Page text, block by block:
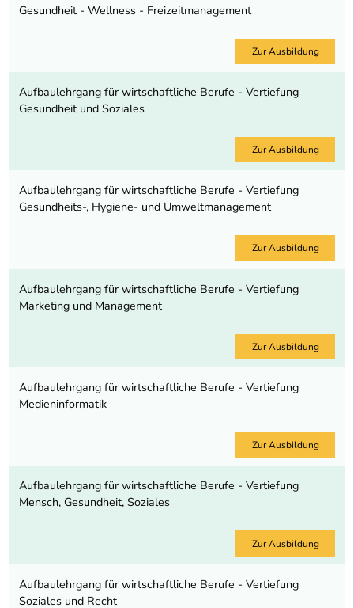
Gesundheit - Wellness - Freizeitmanagement
Zur Ausbildung
Aufbaulehrgang für wirtschaftliche Berufe - Vertiefung
Gesundheit und Soziales
Zur Ausbildung
Aufbaulehrgang für wirtschaftliche Berufe - Vertiefung
Gesundheits-, Hygiene- und Umweltmanagement
Zur Ausbildung
Aufbaulehrgang für wirtschaftliche Berufe - Vertiefung
Marketing und Management
Zur Ausbildung
Aufbaulehrgang für wirtschaftliche Berufe - Vertiefung
Medieninformatik
Zur Ausbildung
Aufbaulehrgang für wirtschaftliche Berufe - Vertiefung
Mensch, Gesundheit, Soziales
Zur Ausbildung
Aufbaulehrgang für wirtschaftliche Berufe - Vertiefung
Soziales und Recht